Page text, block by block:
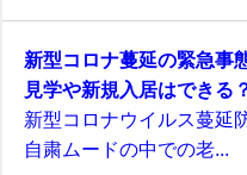
新型コロナ蔓延の緊急事
見学や新規入居はできる
新型コロナウイルス蔓延
自粛ムードの中での老...